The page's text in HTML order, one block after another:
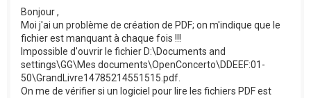
Bonjour ,
Moi j'ai un problème de création de PDF; on m'indique que le
fichier est manquant à chaque fois !!!
Impossible d'ouvrir le fichier D:\Documents and
settings\GG\Mes documents\OpenConcerto\DDEEF:01-
50\GrandLivre14785214551515.pdf.
On me de vérifier si un logiciel pour lire les fichiers PDF est